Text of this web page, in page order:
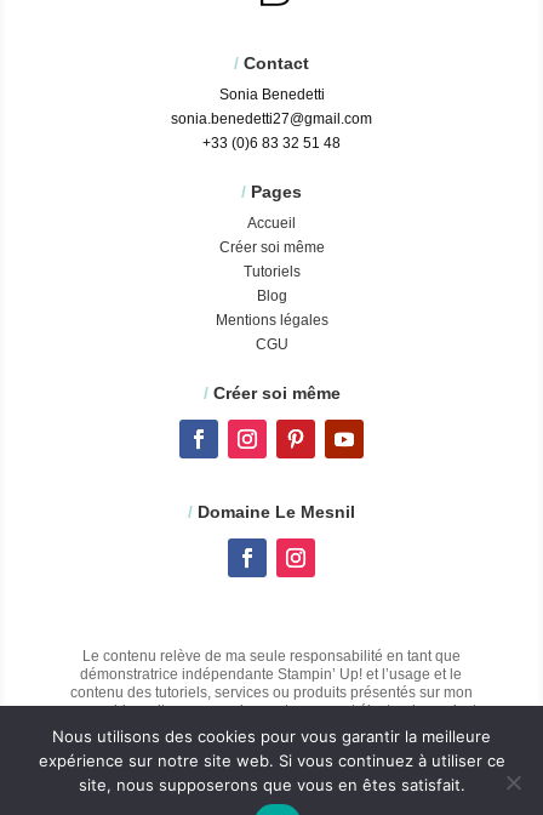
/ Contact
Sonia Benedetti
sonia.benedetti27@gmail.com
+33 (0)6 83 32 51 48
/ Pages
Accueil
Créer soi même
Tutoriels
Blog
Mentions légales
CGU
/ Créer soi même
/ Domaine Le Mesnil
Le contenu relève de ma seule responsabilité en tant que
démonstratrice indépendante Stampin’ Up! et l’usage et le
contenu des tutoriels, services ou produits présentés sur mon
propre blog, site personnel ou autre support électronique n’est
pas agréé par Stampin’ Up!
Nous utilisons des cookies pour vous garantir la meilleure
expérience sur notre site web. Si vous continuez à utiliser ce
site, nous supposerons que vous en êtes satisfait.